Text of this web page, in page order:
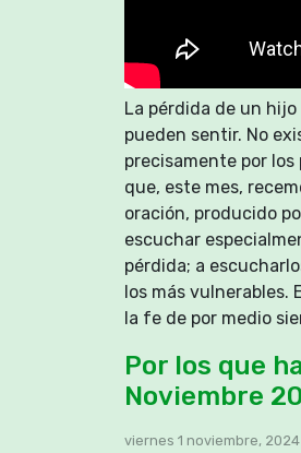
La pérdida de un
pueden sentir. No
precisamente por
que, este mes,
oración, producido
escuchar
pérdida; a
los más vulnerables.
la fe de por medio
Por los que
Noviembre
viernes 1 noviembre, 2024